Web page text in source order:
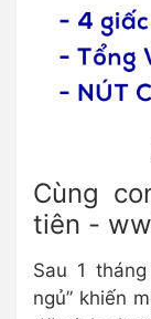
Cùng
tiên -
Sau 1
ngủ” khiến